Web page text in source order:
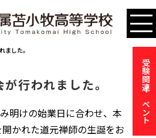
受験関連イベント
ました。
行われました。
明けの始業日に合わせ、本
かれた道元禅師の生誕をお